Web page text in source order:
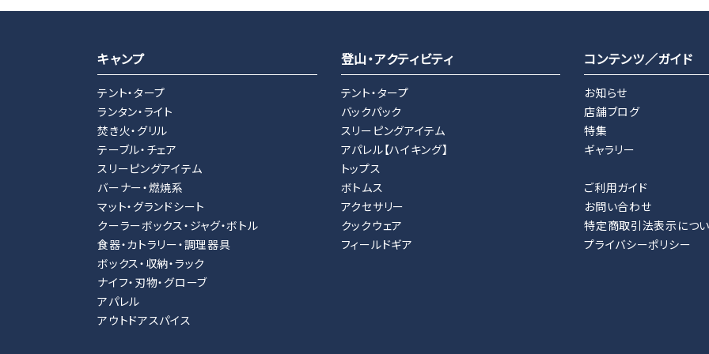
キャンプ
テント・タープ
ランタン・ライト
焚き火・グリル
テーブル・チェア
スリーピングアイテム
バーナー・燃焼系
マット・グランドシート
クーラーボックス・ジャグ・ボトル
食器・カトラリー・調理器具
ボックス・収納・ラック
ナイフ・刃物・グローブ
アパレル
アウトドアスパイス
登山・アクティビティ
テント・タープ
バックパック
スリーピングアイテム
アパレル【ハイキング】
トップス
ボトムス
アクセサリー
クックウェア
フィールドギア
コンテンツ／ガイド
お知らせ
店舗ブログ
特集
ギャラリー
ご利用ガイド
お問い合わせ
特定商取引法表示につ
プライバシーポリシー